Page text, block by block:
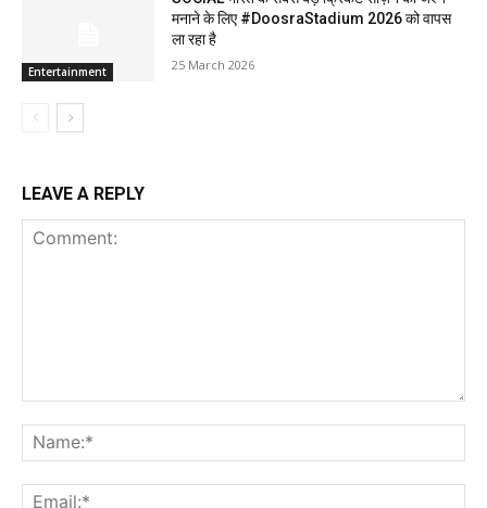
Entertainment
मनाने के लिए #DoosraStadium 2026 को वापस
ला रहा है
25 March 2026
LEAVE A REPLY